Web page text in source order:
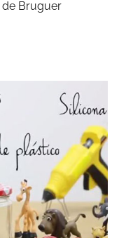
de Bruguer